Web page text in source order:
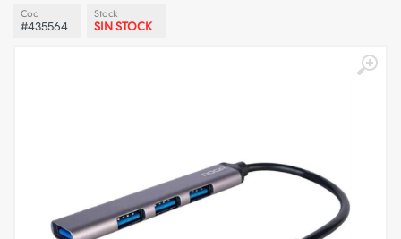
Cod
#435564
Stock
SIN STOCK